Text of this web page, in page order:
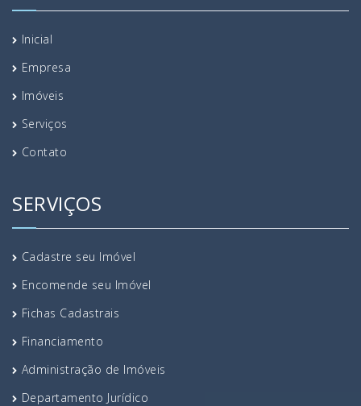
Inicial
Empresa
Imóveis
Serviços
Contato
SERVIÇOS
Cadastre seu Imóvel
Encomende seu Imóvel
Fichas Cadastrais
Financiamento
Administração de Imóveis
Departamento Jurídico